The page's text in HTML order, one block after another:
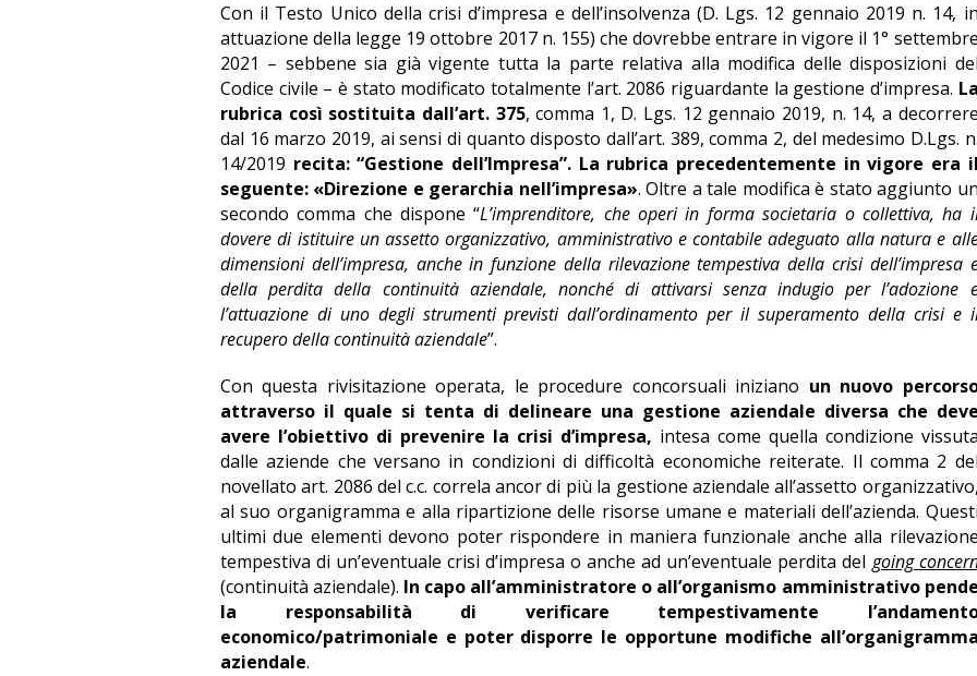
Con il Testo Unico della crisi d’impresa e dell’insolvenza (D. Lgs. 12 gennaio 2019 n. 14, in
attuazione della legge 19 ottobre 2017 n. 155) che dovrebbe entrare in vigore il 1° settembre
2021 – sebbene sia già vigente tutta la parte relativa alla modifica delle disposizioni del
Codice civile – è stato modificato totalmente l’art. 2086 riguardante la gestione d’impresa. La
rubrica così sostituita dall’art. 375, comma 1, D. Lgs. 12 gennaio 2019, n. 14, a decorrere
dal 16 marzo 2019, ai sensi di quanto disposto dall’art. 389, comma 2, del medesimo D.Lgs. n.
14/2019 recita: “Gestione dell’Impresa”. La rubrica precedentemente in vigore era il
seguente: «Direzione e gerarchia nell’impresa». Oltre a tale modifica è stato aggiunto un
secondo comma che dispone “L’imprenditore, che operi in forma societaria o collettiva, ha
dovere di istituire un assetto organizzativo, amministrativo e contabile adeguato alla natura e
dimensioni dell’impresa, anche in funzione della rilevazione tempestiva della crisi dell’impresa
della perdita della continuità aziendale, nonché di attivarsi senza indugio per l’adozione
l’attuazione di uno degli strumenti previsti dall’ordinamento per il superamento della crisi e
recupero della continuità aziendale”.
Con questa rivisitazione operata, le procedure concorsuali iniziano un nuovo
attraverso il quale si tenta di delineare una gestione aziendale diversa che deve
avere l’obiettivo di prevenire la crisi d’impresa, intesa come quella condizione vissuta
dalle aziende che versano in condizioni di difficoltà economiche reiterate. Il comma 2 del
novellato art. 2086 del c.c. correla ancor di più la gestione aziendale all’assetto organizzativo,
al suo organigramma e alla ripartizione delle risorse umane e materiali dell’azienda. Questi
ultimi due elementi devono poter rispondere in maniera funzionale anche alla rilevazione
tempestiva di un’eventuale crisi d’impresa o anche ad un’eventuale perdita del going
(continuità aziendale). In capo all’amministratore o all’organismo amministrativo pende
la responsabilità di verificare tempestivamente
economico/patrimoniale e poter disporre le opportune modifiche all’organigramma
aziendale.